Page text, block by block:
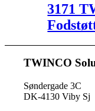
3171
TWINCO
Søndergade 3C
DK-4130 Viby Sj